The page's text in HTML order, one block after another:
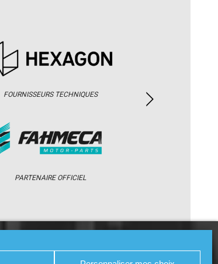
FOURNISSEURS TECHNIQUES
PARTENAIRE OFFICIEL
PARTENAIRES PRESSE